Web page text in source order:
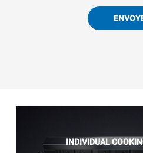
INDIVIDUAL